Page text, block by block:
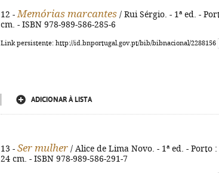
12 - Memórias marcantes / Rui Sérgio. - 1ª ed. -
cm. - ISBN 978-989-586-285-6
Link persistente: http://id.bnportugal.gov.pt/bib/bibnacional/2288156
ADICIONAR À LISTA
13 - Ser mulher / Alice de Lima Novo. - 1ª ed. - Porto
24 cm. - ISBN 978-989-586-291-7